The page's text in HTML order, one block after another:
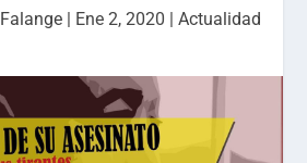
| Ene 2, 2020 | Actualidad